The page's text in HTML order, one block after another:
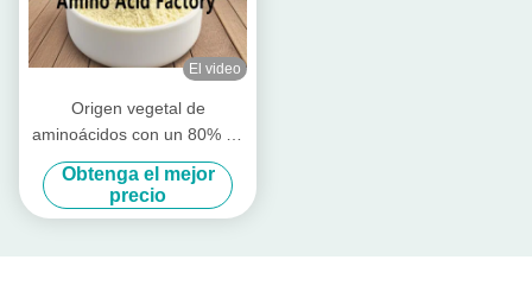
El video
Origen vegetal de
aminoácidos con un 80% de
aminoácidos libres
Obtenga el mejor
precio